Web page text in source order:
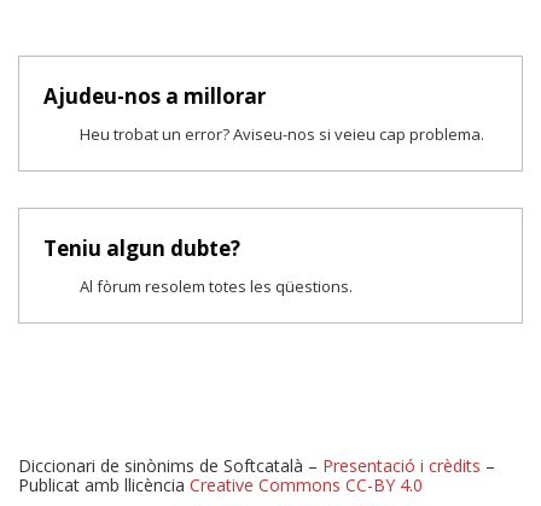
Ajudeu-nos a millorar
Heu trobat un error? Aviseu-nos si veieu cap problema.
Teniu algun dubte?
Al fòrum resolem totes les qüestions.
Diccionari de sinònims de Softcatalà – Presentació i crèdits –
Publicat amb llicència Creative Commons CC-BY 4.0